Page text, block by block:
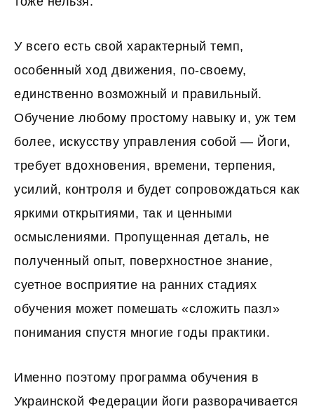
У всего есть свой характерный темп,
особенный ход движения, по-своему,
единственно возможный и правильный.
Обучение любому простому навыку и, уж тем
более, искусству управления собой — Йоги,
требует вдохновения, времени, терпения,
усилий, контроля и будет сопровождаться как
яркими открытиями, так и ценными
осмыслениями. Пропущенная деталь, не
полученный опыт, поверхностное знание,
суетное восприятие на ранних стадиях
обучения может помешать «сложить пазл»
понимания спустя многие годы практики.
Именно поэтому программа обучения в
Украинской Федерации йоги разворачивается